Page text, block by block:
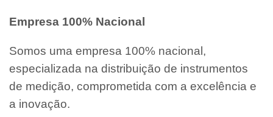
Empresa 100% Nacional
Somos uma empresa 100% nacional,
especializada na distribuição de instrumentos
de medição, comprometida com a excelência e
a inovação.